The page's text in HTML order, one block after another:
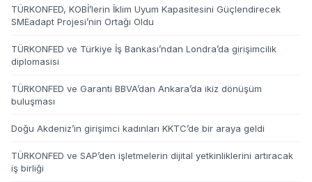
TÜRKONFED, KOBİ’lerin İklim Uyum Kapasitesini Güçlendirecek
SMEadapt Projesi’nin Ortağı Oldu
TÜRKONFED ve Türkiye İş Bankası’ndan Londra’da girişimcilik
diplomasisi
TÜRKONFED ve Garanti BBVA’dan Ankara’da ikiz dönüşüm
buluşması
Doğu Akdeniz’in girişimci kadınları KKTC’de bir araya geldi
TÜRKONFED ve SAP’den işletmelerin dijital yetkinliklerini artıracak
iş birliği